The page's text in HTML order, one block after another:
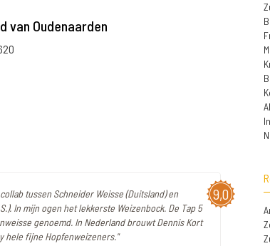
van Oudenaarden
9,0
tussen Schneider Weisse (Duitsland) en
In mijn ogen het lekkerste Weizenbock. De Tap 5
genoemd. In Nederland brouwt Dennis Kort
hele fijne Hopfenweizeners."